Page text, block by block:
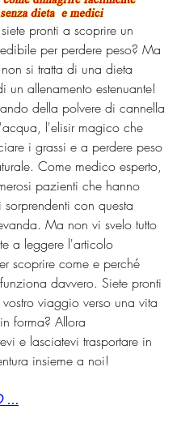
pronti a scoprire un
per perdere peso? Ma
si tratta di una dieta
un allenamento estenuante!
della polvere di cannella
l'elisir magico che
i grassi e a perdere peso
Come medico esperto,
pazienti che hanno
sorprendenti con questa
Ma non vi svelo tutto
a leggere l'articolo
scoprire come e perché
davvero. Siete pronti
viaggio verso una vita
forma? Allora
e lasciatevi trasportare in
insieme a noi!
...